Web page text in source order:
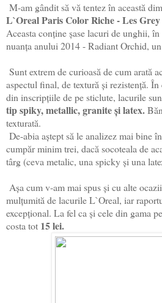
M-am gândit să vă tentez în această
L`Oreal Paris Color Riche - Les Grey
Aceasta conține șase lacuri de unghii,
nuanța anului 2014 - Radiant Orchid,
Sunt extrem de curioasă de cum arată
aspectul final, de textură și rezistență.
din inscripțiile de pe sticlute, lacurile
tip spiky, metallic, granite și latex.
texturată.
De-abia aștept să le analizez mai bine
cumpăr minim trei, dacă socoteala de
târg (ceva metalic, una spicky și una
Așa cum v-am mai spus și cu alte
mulțumită de lacurile L`Oreal, iar
excepțional. La fel ca și cele din gama
costa tot 15 lei.